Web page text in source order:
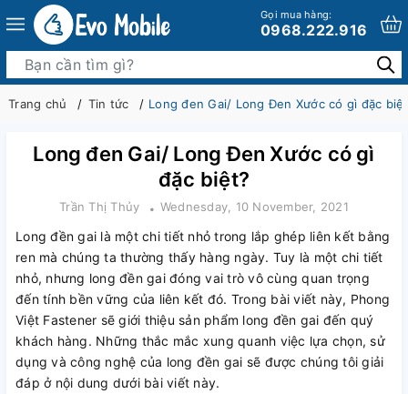
Gọi mua hàng:
0968.222.916
Trang chủ Tin tức Long đen Gai/ Long Đen Xước có gì đặc
Long đen Gai/ Long Đen Xước có gì
đặc biệt?
Trần Thị Thủy Wednesday, 10 November, 2021
Long đền gai là một chi tiết nhỏ trong lắp ghép liên kết bằng
ren mà chúng ta thường thấy hàng ngày. Tuy là một chi tiết
nhỏ, nhưng long đền gai đóng vai trò vô cùng quan trọng
đến tính bền vững của liên kết đó. Trong bài viết này, Phong
Việt Fastener sẽ giới thiệu sản phẩm long đền gai đến quý
khách hàng. Những thắc mắc xung quanh việc lựa chọn, sử
dụng và công nghệ của long đền gai sẽ được chúng tôi giải
đáp ở nội dung dưới bài viết này.